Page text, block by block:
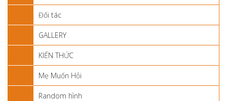
Đối tác
GALLERY
KIẾN THỨC
Mẹ Muốn Hỏi
Random hình